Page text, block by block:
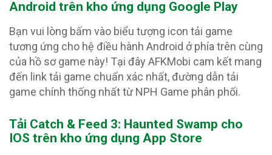
Android trên kho ứng dụng Google Play
Bạn vui lòng bấm vào biểu tượng icon tải game
tương ứng cho hệ điều hành Android ở phía trên cùng
của hồ sơ game này! Tại đây AFKMobi cam kết mang
đến link tải game chuẩn xác nhất, đường dẫn tải
game chính thống nhất từ NPH Game phân phối.
Tải Catch & Feed 3: Haunted Swamp cho
IOS trên kho ứng dụng App Store